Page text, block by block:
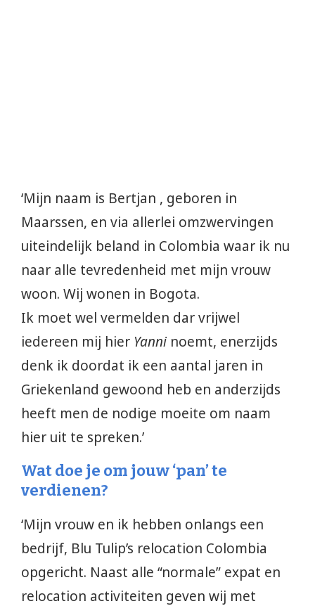
‘Mijn naam is Bertjan , geboren in
Maarssen, en via allerlei omzwervingen
uiteindelijk beland in Colombia waar ik nu
naar alle tevredenheid met mijn vrouw
woon. Wij wonen in Bogota.
Ik moet wel vermelden dar vrijwel
iedereen mij hier Yanni noemt, enerzijds
denk ik doordat ik een aantal jaren in
Griekenland gewoond heb en anderzijds
heeft men de nodige moeite om naam
hier uit te spreken.’
Wat doe je om jouw ‘pan’ te
verdienen?
‘Mijn vrouw en ik hebben onlangs een
bedrijf, Blu Tulip’s relocation Colombia
opgericht. Naast alle “normale” expat en
relocation activiteiten geven wij met